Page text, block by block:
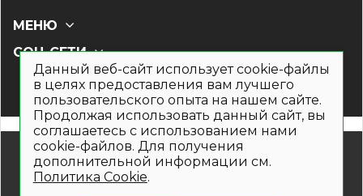
СОЦ СЕТИ
МЕНЮ
© 2019- 2026. Общество с ограниченной ответственностью
«Кронекс»
Информация на сайте носит рекламно-информационный
Данный веб-сайт использует cookie-файлы
в целях предоставления вам лучшего
пользовательского опыта на нашем сайте.
Продолжая использовать данный сайт, вы
соглашаетесь с использованием нами
cookie-файлов. Для получения
дополнительной информации см.
Политика Cookie.